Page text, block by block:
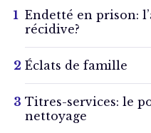
Endetté en prison:
récidive?
Éclats de famille
Titres-services: le
nettoyage